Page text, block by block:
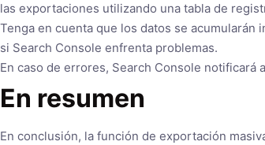
las exportaciones utilizando una tabla de
Tenga en cuenta que los datos se
si Search Console enfrenta problemas.
En caso de errores, Search Console notificará
En resumen
En conclusión, la función de exportación